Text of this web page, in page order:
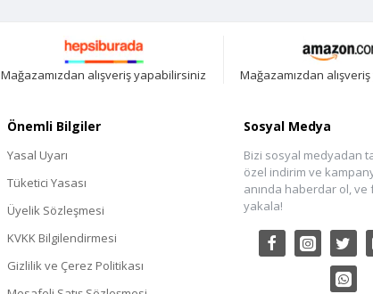
Mağazamızdan alışveriş yapabilirsiniz Mağazamızdan
Önemli Bilgiler
Yasal Uyarı
Tüketici Yasası
Üyelik Sözleşmesi
KVKK Bilgilendirmesi
Gizlilik ve Çerez Politikası
Sosyal Medya
Bizi sosyal medyadan
özel indirim ve
anında haberdar ol, ve
yakala!